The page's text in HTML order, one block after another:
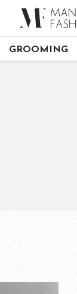
GROOMING